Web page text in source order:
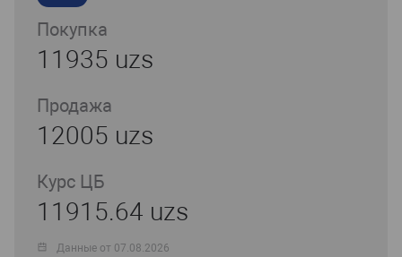
Покупка
11935 uzs
Продажа
12005 uzs
Курс ЦБ
11915.64 uzs
Данные от 07.08.2026